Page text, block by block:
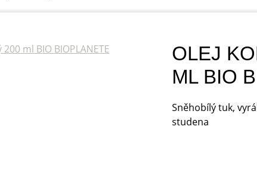
OLEJ
ML BIO
Sněhobílý tuk,
studena